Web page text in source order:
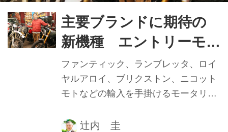
主要ブランドに期待の
新機種 エントリーモ
デル続々拡充 モータリ
スト 野口英康CEO
【2024年実績と2025年
抱負】
ファンティック、ランブレッタ、ロイ
ヤルアロイ、ブリクストン、ニコット
モトなどの輸入を手掛けるモータリス
に対し、それぞれのニーズに合った商
辻内 圭